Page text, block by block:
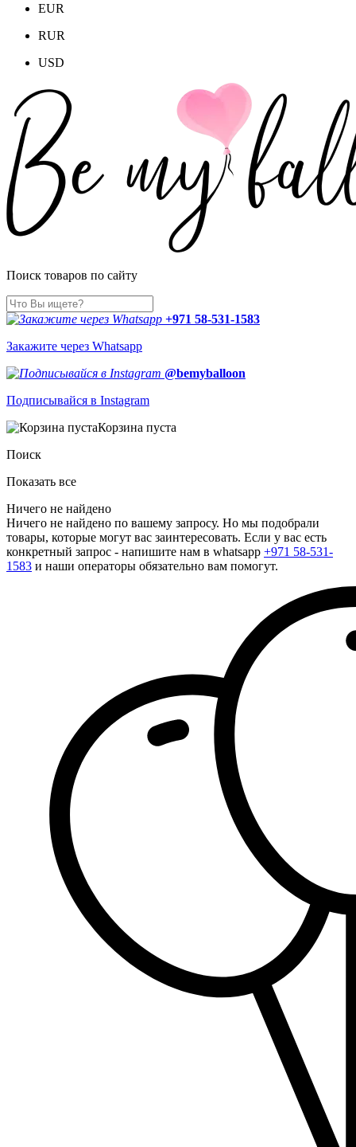
EUR
RUR
USD
Поиск товаров по сайту
+971 58-531-1583
Закажите через Whatsapp
@bemyballoon
Подписывайся в Instagram
Корзина пуста
Поиск
Показать все
Ничего не найдено
Ничего не найдено по вашему запросу. Но мы подобрали
товары, которые могут вас заинтересовать. Если у вас есть
конкретный запрос - напишите нам в whatsapp +971 58-531-
1583 и наши операторы обязательно вам помогут.